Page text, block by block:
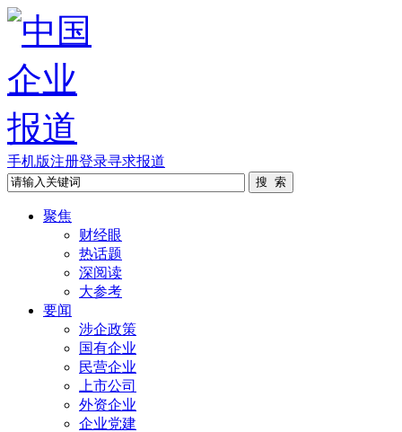
手机版注册登录寻求报道
聚焦
财经眼
热话题
深阅读
大参考
要闻
涉企政策
国有企业
民营企业
上市公司
外资企业
企业党建